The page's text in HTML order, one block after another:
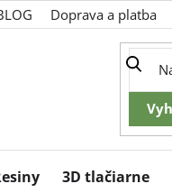
Doprava a platba
3D tlačiarne